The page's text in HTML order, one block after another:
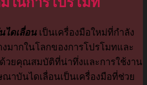
ไดเลื่อนเป็นเครื่องมือใหม่ที่กำลัง
มากในโลกของการโปรโมทและ
วยคุณสมบัติที่น่าทึ่งและการใช้งาน
าบันไดเลื่อนเป็นเครื่องมือที่ช่วย